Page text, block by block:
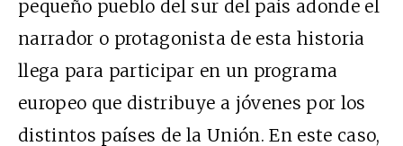
pequeño pueblo del sur del país adonde el
narrador o protagonista de esta historia
llega para participar en un programa
europeo que distribuye a jóvenes por los
distintos países de la Unión. En este caso,